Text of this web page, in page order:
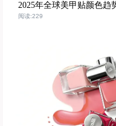
2025年全球美甲贴颜色趋
阅读:229